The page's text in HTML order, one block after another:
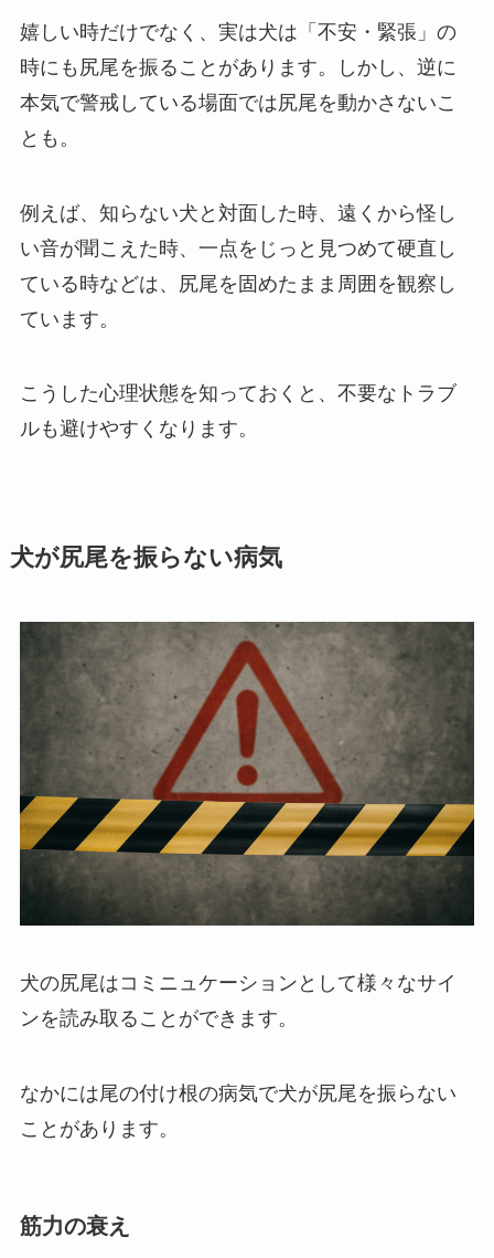
嬉しい時だけでなく、実は犬は「不安・緊張」の
時にも尻尾を振ることがあります。しかし、逆に
本気で警戒している場面では尻尾を動かさないこ
とも。
例えば、知らない犬と対面した時、遠くから怪し
い音が聞こえた時、一点をじっと見つめて硬直し
ている時などは、尻尾を固めたまま周囲を観察し
ています。
こうした心理状態を知っておくと、不要なトラブ
ルも避けやすくなります。
犬が尻尾を振らない病気
犬の尻尾はコミニュケーションとして様々なサイ
ンを読み取ることができます。
なかには尾の付け根の病気で犬が尻尾を振らない
ことがあります。
筋力の衰え